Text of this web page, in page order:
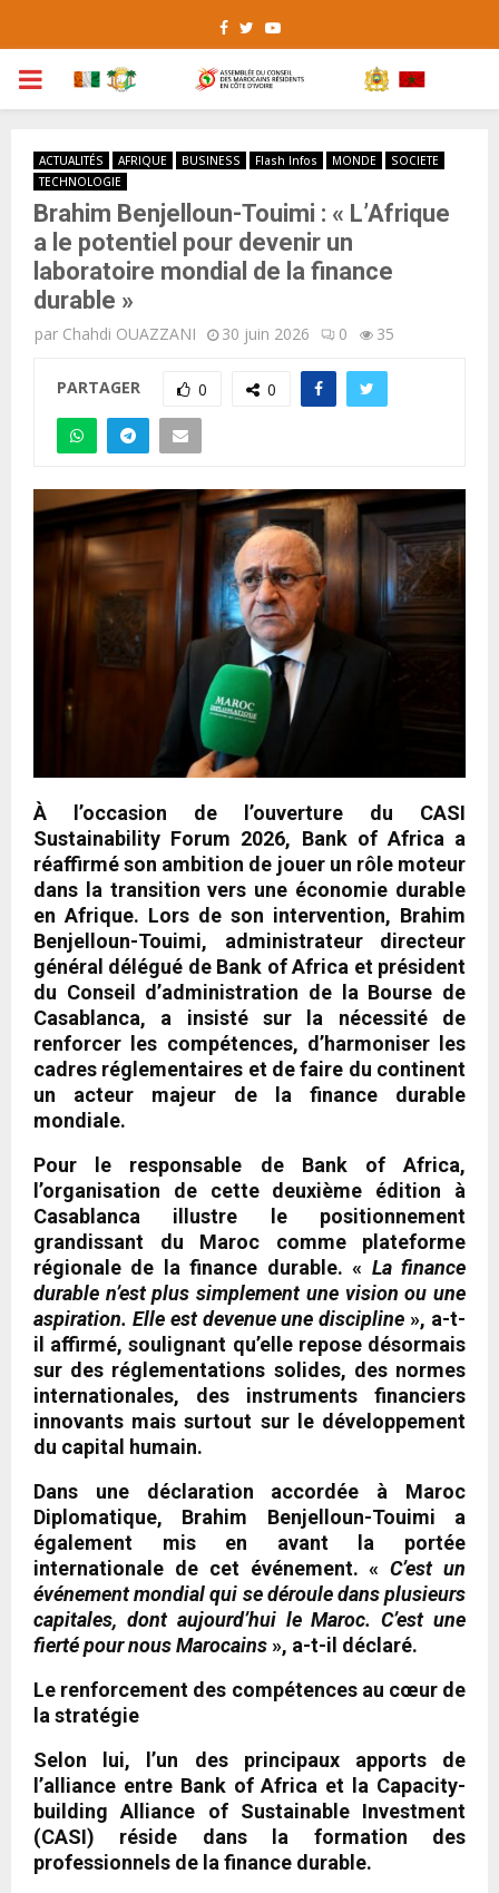
Facebook
TwitterYoutube
PRIMARY
ACTUALITÉS AFRIQUE BUSINESS Flash Infos MONDE
SOCIETE
TECHNOLOGIE
Brahim Benjelloun-Touimi : « L’Afrique
a le potentiel pour devenir un
laboratoire mondial de la finance
durable »
par Chahdi OUAZZANI 30 juin 2026 0 35
PARTAGER 0 0
À l’occasion de l’ouverture du CASI
Sustainability Forum 2026, Bank of Africa a
réaffirmé son ambition de jouer un rôle moteur
dans la transition vers une économie durable
en Afrique. Lors de son intervention, Brahim
Benjelloun-Touimi, administrateur directeur
général délégué de Bank of Africa et président
du Conseil d’administration de la Bourse de
Casablanca, a insisté sur la nécessité de
renforcer les compétences, d’harmoniser les
cadres réglementaires et de faire du continent
un acteur majeur de la finance durable
mondiale.
Pour le responsable de Bank of Africa,
l’organisation de cette deuxième édition à
Casablanca illustre le positionnement
grandissant du Maroc comme plateforme
régionale de la finance durable. « La finance
durable n’est plus simplement une vision ou une
aspiration. Elle est devenue une discipline », a-t-
il affirmé, soulignant qu’elle repose désormais
sur des réglementations solides, des normes
internationales, des instruments financiers
innovants mais surtout sur le développement
du capital humain.
Dans une déclaration accordée à Maroc
Diplomatique, Brahim Benjelloun-Touimi a
également mis en avant la portée
internationale de cet événement. «C’est un
événement mondial qui se déroule dans plusieurs
capitales, dont aujourd’hui le Maroc. C’est une
fierté pour nous Marocains », a-t-il déclaré.
Le renforcement des compétences au cœur de
la stratégie
Selon lui, l’un des principaux apports de
l’alliance entre Bank of Africa et la Capacity-
building Alliance of Sustainable Investment
(CASI) réside dans la formation des
professionnels de la finance durable.